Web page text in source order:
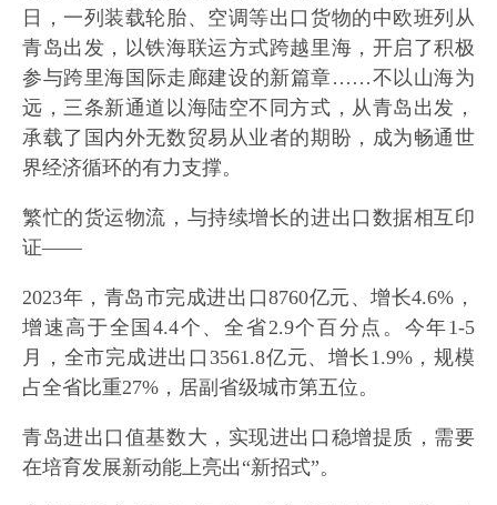
日，一列装载轮胎、空调等出口货物的中欧班列从
青岛出发，以铁海联运方式跨越里海，开启了积极
参与跨里海国际走廊建设的新篇章……不以山海为
远，三条新通道以海陆空不同方式，从青岛出发，
承载了国内外无数贸易从业者的期盼，成为畅通世
界经济循环的有力支撑。
繁忙的货运物流，与持续增长的进出口数据相互印
证——
2023年，青岛市完成进出口8760亿元、增长4.6%，
增速高于全国4.4个、全省2.9个百分点。今年1-5
月，全市完成进出口3561.8亿元、增长1.9%，规模
占全省比重27%，居副省级城市第五位。
青岛进出口值基数大，实现进出口稳增提质，需要
在培育发展新动能上亮出“新招式”。